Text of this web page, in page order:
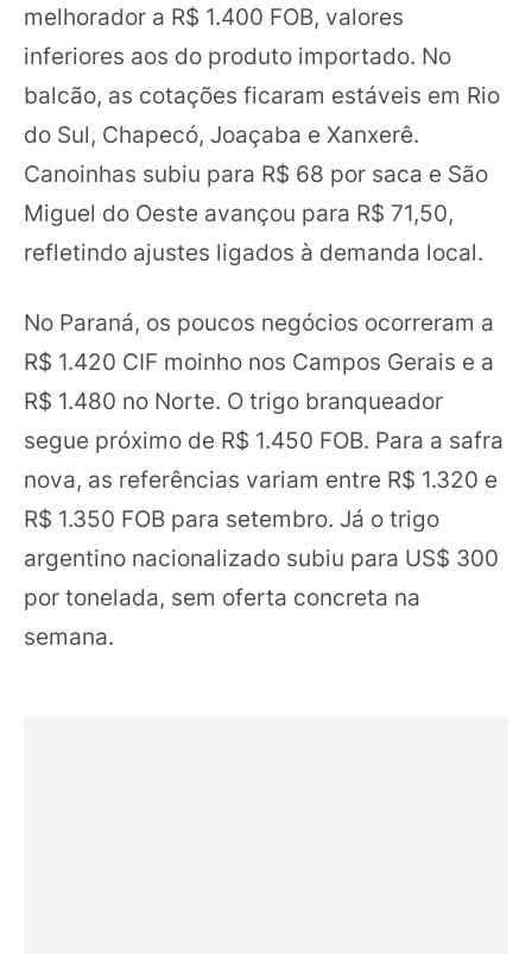
melhorador a R$ 1.400 FOB, valores
inferiores aos do produto importado. No
balcão, as cotações ficaram estáveis em Rio
do Sul, Chapecó, Joaçaba e Xanxerê.
Canoinhas subiu para R$ 68 por saca e São
Miguel do Oeste avançou para R$ 71,50,
refletindo ajustes ligados à demanda local.
No Paraná, os poucos negócios ocorreram a
R$ 1.420 CIF moinho nos Campos Gerais e a
R$ 1.480 no Norte. O trigo branqueador
segue próximo de R$ 1.450 FOB. Para a safra
nova, as referências variam entre R$ 1.320 e
R$ 1.350 FOB para setembro. Já o trigo
argentino nacionalizado subiu para US$ 300
por tonelada, sem oferta concreta na
semana.